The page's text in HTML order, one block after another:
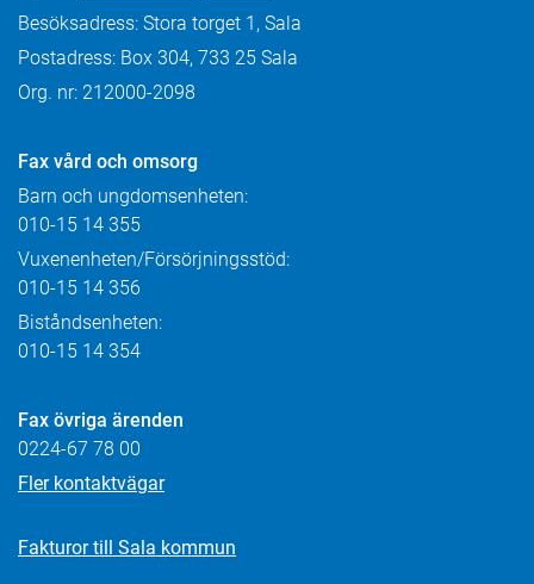
Besöksadress: Stora torget 1, Sala
Postadress: Box 304, 733 25 Sala
Org. nr: 212000-2098
Fax vård och omsorg
Barn och ungdomsenheten:
010-15 14 355
Vuxenenheten/Försörjningsstöd:
010-15 14 356
Biståndsenheten:
010-15 14 354
Fax övriga ärenden
0224-67 78 00
Fler kontaktvägar
Fakturor till Sala kommun